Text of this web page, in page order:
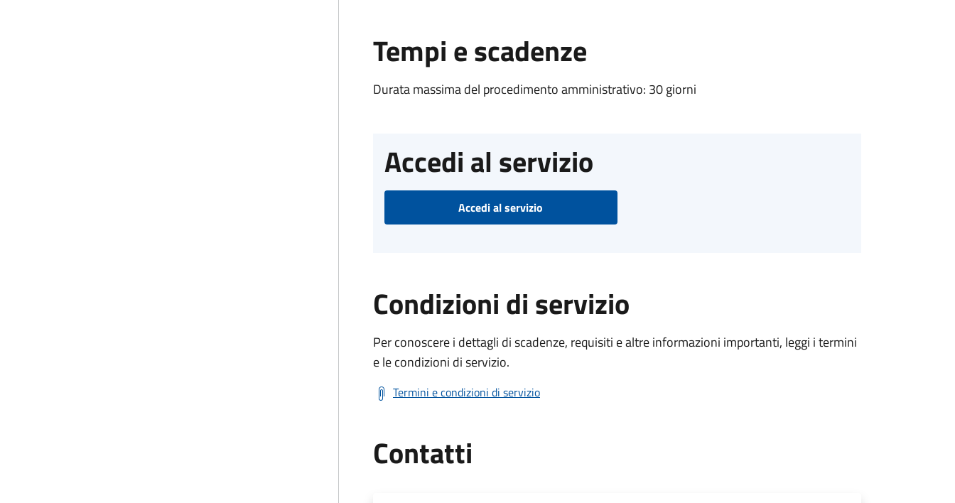
Tempi e scadenze
Durata massima del procedimento amministrativo: 30 giorni
Accedi al servizio
Accedi al servizio
Condizioni di servizio
Per conoscere i dettagli di scadenze, requisiti e altre informazioni importanti, leggi i termini
e le condizioni di servizio.
Termini e condizioni di servizio
Contatti